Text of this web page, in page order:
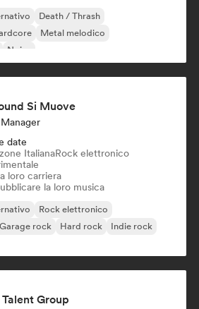
Death / Thrash
Metal melodico
Noise
Si Muove
date
ItalianaRock elettronico
loro carriera
la loro musica
Rock elettronico
Garage rock Hard rock
Indie rock
Group